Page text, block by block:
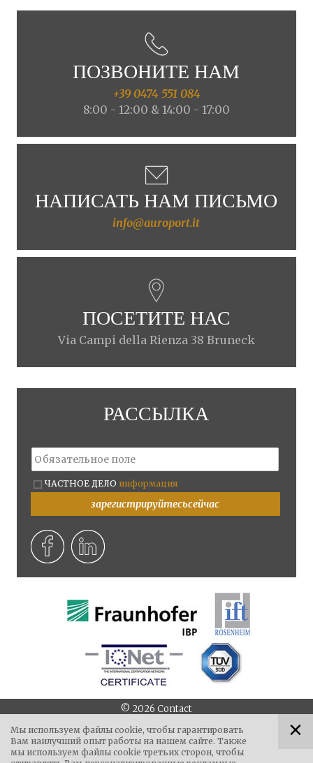
Мы используем файлы cookie, чтобы гарантировать
Вам наилучший опыт работы на нашем сайте. Также
мы используем файлы cookie третьих сторон, чтобы
ПОЗВОНИТЕ НАМ
+39 0474 551 084
8:00 - 12:00 & 14:00 - 17:00
НАПИСАТЬ НАМ ПИСЬМО
info@auroport.it
ПОСЕТИТЕ НАС
Via Campi della Rienza 38 Bruneck
РАССЫЛКА
ЧАСТНОЕ ДЕЛО информация
зарегистрируйтесьсейчас
© 2026 Contact
||Via Campi della Rienza 38||I - 39031Bruneck||
+39
0474 551 084||8:00 - 12:00 & 14:00 - 17:00||Факс